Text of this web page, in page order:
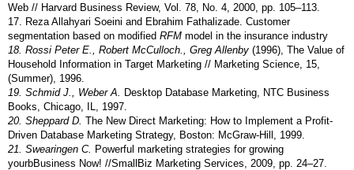
Web // Harvard Business Review, Vol. 78, No. 4, 2000, pp. 105–113.
17. Reza Allahyari Soeini and Ebrahim Fathalizade. Customer
segmentation based on modified RFM model in the insurance industry
18. Rossi Peter E., Robert McCulloch., Greg Allenby (1996), The Value of
Household Information in Target Marketing // Marketing Science, 15,
(Summer), 1996.
19. Schmid J., Weber A. Desktop Database Marketing, NTC Business
Books, Chicago, IL, 1997.
20. Sheppard D. The New Direct Marketing: How to Implement a Profit-
Driven Database Marketing Strategy, Boston: McGraw-Hill, 1999.
21. Swearingen C. Powerful marketing strategies for growing
yourbBusiness Now! //SmallBiz Marketing Services, 2009, pp. 24–27.